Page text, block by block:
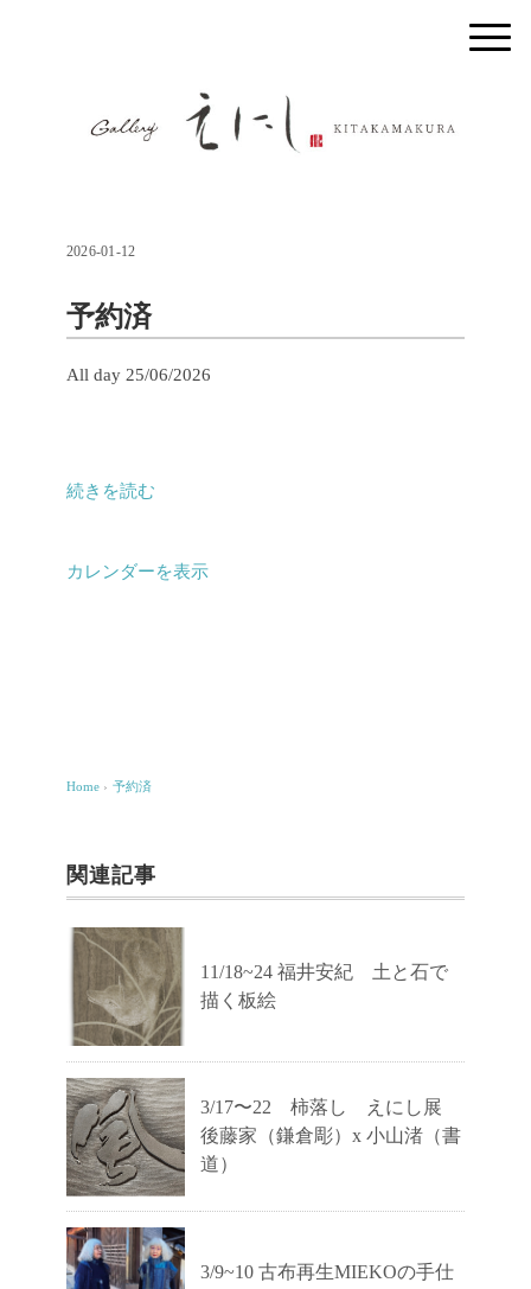
2026-01-12
予約済
All day 25/06/2026
続きを読む
カレンダーを表示
Home › 予約済
関連記事
11/18~24 福井安紀 土と石で
描く板絵
3/17〜22 柿落し えにし展
後藤家（鎌倉彫）x 小山渚（書
道）
3/9~10 古布再生MIEKOの手仕